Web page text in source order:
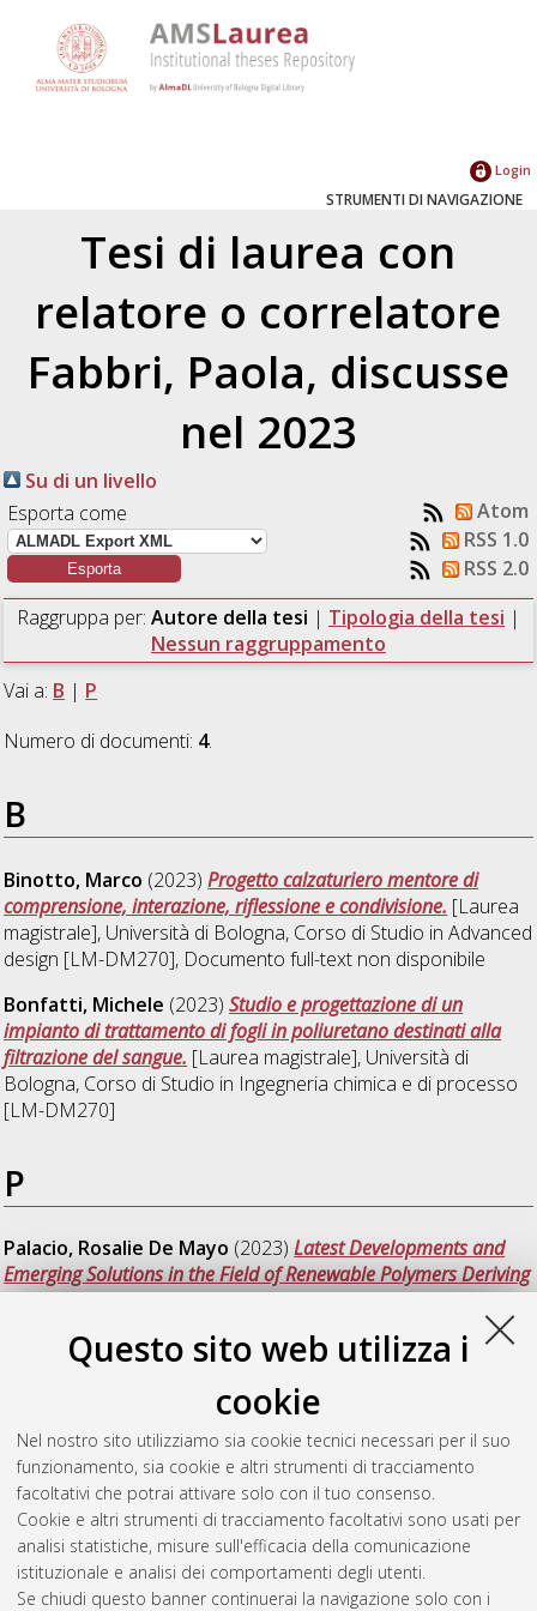
Questo sito web utilizza i
cookie
Nel nostro sito utilizziamo sia cookie tecnici necessari per il suo
funzionamento, sia cookie e altri strumenti di tracciamento
facoltativi che potrai attivare solo con il tuo consenso.
Cookie e altri strumenti di tracciamento facoltativi sono usati per
analisi statistiche, misure sull'efficacia della comunicazione
istituzionale e analisi dei comportamenti degli utenti.
Se chiudi questo banner continuerai la navigazione solo con i
Login
STRUMENTI DI NAVIGAZIONE
Tesi di laurea con
relatore o correlatore
Fabbri, Paola, discusse
nel 2023
Su di un livello
Esporta come
Atom
RSS 1.0
RSS 2.0
Raggruppa per: Autore della tesi | Tipologia della tesi |
Nessun raggruppamento
Vai a: B | P
Numero di documenti: 4.
B
Binotto, Marco (2023)Progetto calzaturiero mentore di
comprensione, interazione, riflessione e condivisione. [Laurea
magistrale], Università di Bologna, Corso di Studio inAdvanced
design [LM-DM270], Documento full-text non disponibile
Bonfatti, Michele (2023)Studio e progettazione di un
impianto di trattamento di fogli in poliuretano destinati alla
filtrazione del sangue. [Laurea magistrale], Università di
Bologna, Corso di Studio in Ingegneria chimica e di processo
[LM-DM270]
P
Palacio, Rosalie De Mayo (2023)Latest Developments and
Emerging Solutions in the Field of Renewable Polymers Deriving
from Biomass, Captured CO2, and Recycled Polymeric
[Laurea magistrale], Università di Bologna, Corso di
Studio inIngegneria chimica e di processo [LM-DM270]
improvement of durability and washability through the use of
nanofibres.[Laurea magistrale], Università di Bologna, Corso
di Studio inIngegneria chimica e di processo [LM-DM270]
Documento ad accesso riservato.
Questa lista e' stata generata ilFri Aug 7 21:28:31 2026 CEST